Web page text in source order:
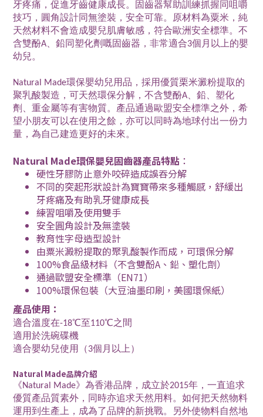
牙疼痛，促進牙齒健康成長。固齒器幫助訓練抓握同咀嚼
技巧，圓角設計同無塗裝，安全可靠。原材料為粟米，純
天然材料不會造成嬰兒肌膚敏感，符合歐洲安全標準。不
含雙酚A、鉛同塑化劑嘅固齒器，非常適合3個月以上的嬰
幼兒。
Natural Made環保嬰幼兒用品，採用優質栗米澱粉提取的
聚乳酸製造，可天然環保分解，不含雙酚A、鉛、塑化
劑、重金屬等有害物質。產品通過歐盟安全標準之外，希
望小朋友可以在使用之餘，亦可以同時為地球付出一份力
量，為自己建造更好的未來。
Natural Made環保嬰兒固齒器產品特點 ：
硬性牙膠防止意外咬碎造成誤吞分解
不同的突起形狀設計為寶寶帶來多種觸感，舒緩出
牙疼痛及有助乳牙健康成長
練習咀嚼及使用雙手
安全圓角設計及無塗裝
教育性字母造型設計
由粟米澱粉提取的聚乳酸製作而成，可環保分解
100%食品級材料（不含雙酚A、鉛、塑化劑）
通過歐盟安全標準（EN71）
100%環保包裝（大豆油墨印刷，美國環保紙）
產品使用：
適合溫度在-18℃至110℃之間
適用於洗碗碟機
適合嬰幼兒使用（3個月以上）
Natural Made品牌介紹
《Natural Made》為香港品牌，成立於2015年，一直追求
優質產品質素外，同時亦追求天然用料。如何把天然物料
運用到生產上，成為了品牌的新挑戰。另外使物料自然地